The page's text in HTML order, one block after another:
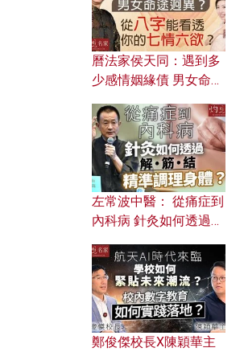
曆法家侯天同：遇到多
少感情姻緣債 男女命途
的七情六欲？
左常波中醫： 從痛症到
內科病 針灸如何透過解
鄭俊傑校長X陳穎華主